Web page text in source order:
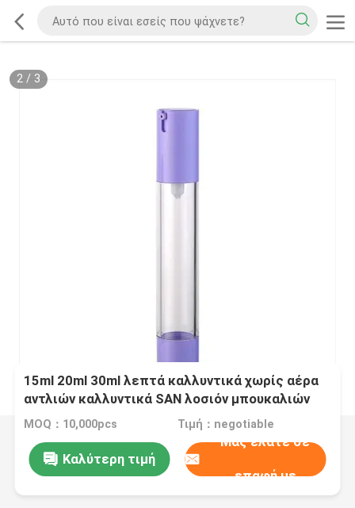
2/ 3
15ml 20ml 30ml λεπτά καλλυντικά χωρίς αέρα
αντλιών καλλυντικά SAN λοσιόν μπουκαλιών
καλλυντικά μπουκάλια μπουκαλιών
MOQ：10,000pcs Τιμή：negotiable
Καλύτερη τιμή
Μας ελάτε σε
επαφή με